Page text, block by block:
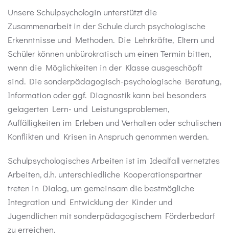
Unsere Schulpsychologin unterstützt die
Zusammenarbeit in der Schule durch psychologische
Erkenntnisse und Methoden. Die Lehrkräfte, Eltern und
Schüler können unbürokratisch um einen Termin bitten,
wenn die Möglichkeiten in der Klasse ausgeschöpft
sind. Die sonderpädagogisch-psychologische Beratung,
Information oder ggf. Diagnostik kann bei besonders
gelagerten Lern- und Leistungsproblemen,
Auffälligkeiten im Erleben und Verhalten oder schulischen
Konflikten und Krisen in Anspruch genommen werden.
Schulpsychologisches Arbeiten ist im Idealfall vernetztes
Arbeiten, d.h. unterschiedliche Kooperationspartner
treten in Dialog, um gemeinsam die bestmögliche
Integration und Entwicklung der Kinder und
Jugendlichen mit sonderpädagogischem Förderbedarf
zu erreichen.